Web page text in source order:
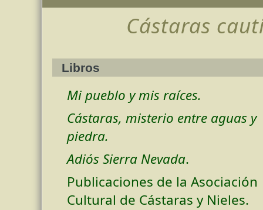
Cástaras
Libros
Mi pueblo y mis raíces.
Cástaras, misterio entre aguas y
piedra.
Adiós Sierra Nevada.
Publicaciones de la Asociación
Cultural de Cástaras y Nieles.